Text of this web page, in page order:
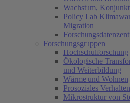
Wachstum,
Policy Lab
Migration
Forschungsgruppen
Hochschulforschung
Ökologische
und Weiterbildung
Wärme und Wohnen
Prosoziales Verhalten
Mikrostruktur von